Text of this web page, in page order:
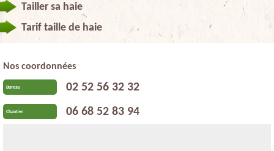
Tailler sa haie
Tarif taille de haie
Nos coordonnées
Bureau 02 52 56 32 32
Chantier 06 68 52 83 94